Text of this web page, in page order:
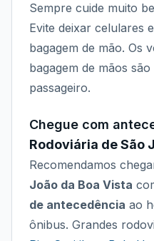
Sempre cuide muito
Evite deixar celulares
bagagem de mão. Os
bagagem de mãos
passageiro.
Chegue com
Rodoviária de São
Recomendamos
João da Boa Vista
de antecedência ao
ônibus. Grandes